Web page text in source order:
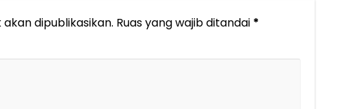
dipublikasikan. Ruas yang wajib ditandai *